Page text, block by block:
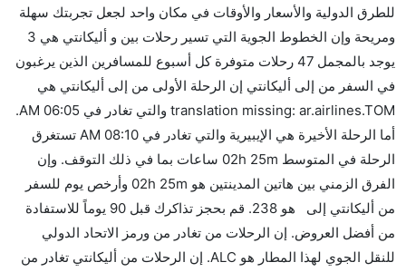
نعم. توفر كل من KLM Royal Dutch أسرع رحلات الطيران
على هذا الطريق،
هل توفر شركات الطيران مساحة إضافية للنوم؟
كثير من خطوط طيران درجة رجال الأعمال توفر مساحة
إضافية للنوم.
هل يمكنني حمل طعامي الخاص؟
نعم، يمكنك حمل طعامك الخاص، و لكن يجب أن يكون معبئا
بشكل جيد.
هل سيقدم لي الكحول على متن رحلة من إلى أليكانتي؟
لا تقدم شركة الطيران الكحول على متن رحلة داخلية. يتم
للطرق الدولية والأسعار والأوقات في مكان واحد لجعل تجربتك سهلة
ومريحة وإن الخطوط الجوية التي تسير رحلات بين و أليكانتي هي 3
يوجد بالمجمل 47 رحلات متوفرة كل أسبوع للمسافرين الذين يرغبون
في السفر من إلى أليكانتي إن الرحلة الأولى من إلى أليكانتي هي
translation missing: ar.airlines.TOM والتي تغادر في 06:05 AM.
أما الرحلة الأخيرة هي الإيبيرية والتي تغادر في 08:10 AM تستغرق
الرحلة في المتوسط 02h 25m ساعات بما في ذلك التوقف. وإن
الفرق الزمني بين هاتين المدينتين هو 02h 25m وأرخص يوم للسفر
من أليكانتي إلى هو 238. قم بحجز تذاكرك قبل 90 يوماً للاستفادة
من أفضل العروض. إن الرحلات من تغادر من ورمز الاتحاد الدولي
للنقل الجوي لهذا المطار هو ALC. إن الرحلات من أليكانتي تغادر من